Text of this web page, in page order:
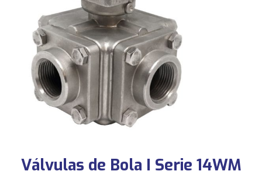
Válvulas de Bola I Serie 14WM